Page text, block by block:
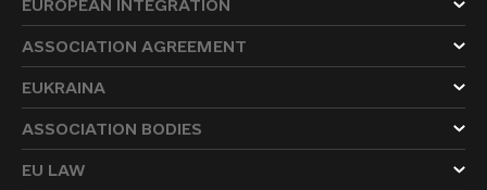
EUROPEAN INTEGRATION
ASSOCIATION AGREEMENT
EUKRAINA
ASSOCIATION BODIES
EU LAW